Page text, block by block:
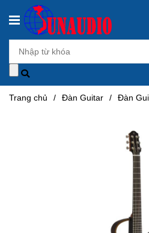
Trang chủ / Đàn Guitar / Đàn